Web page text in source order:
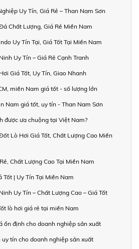
Uy Tín, Giá Rẻ – Than Nam Sơn
Chất Lượng, Giá Rẻ Miền Nam
Uy Tín Tại, Giá Tốt Tại Miền Nam
Uy Tín – Giá Rẻ Cạnh Tranh
Giá Tốt, Uy Tín, Giao Nhanh
miền Nam giá tốt - số lượng lớn
Nam giá tốt, uy tín - Than Nam Sơn
được ưa chuộng tại Việt Nam?
Lò Hơi Giá Tốt, Chất Lượng Cao Miền
Chất Lượng Cao Tại Miền Nam
Tốt | Uy Tín Tại Miền Nam
Uy Tín – Chất Lượng Cao – Giá Tốt
lò hơi giá rẻ tại miền Nam
ổn định cho doanh nghiệp sản xuất
tín cho doanh nghiệp sản xuất